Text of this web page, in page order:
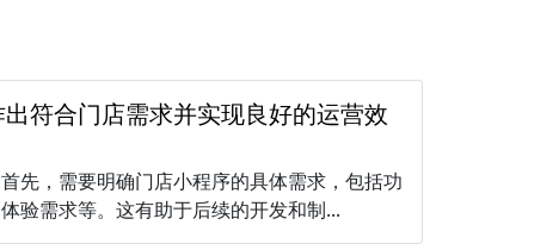
符合门店需求并实现良好的运营效
先，需要明确门店小程序的具体需求，包括功
验需求等。这有助于后续的开发和制...